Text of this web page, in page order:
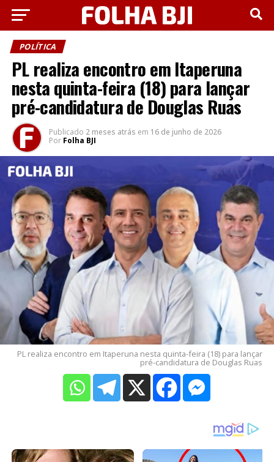
POLÍTICA
PL realiza encontro em Itaperuna
nesta quinta-feira (18) para lançar
pré-candidatura de Douglas Ruas
Publicado 2 meses atrás em 16 de junho de 2026
Por Folha BJI
PL realiza encontro em Itaperuna nesta quinta-feira (18) para lançar
pré-candidatura de Douglas Ruas